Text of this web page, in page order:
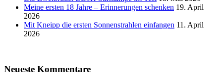
Meine ersten 18 Jahre – Erinnerungen schenken 19. April
2026
Mit Kneipp die ersten Sonnenstrahlen einfangen 11. April
2026
Neueste Kommentare